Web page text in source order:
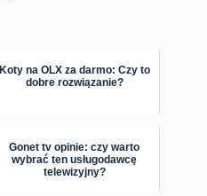
Koty na OLX za darmo: Czy to
dobre rozwiązanie?
Gonet tv opinie: czy warto
wybrać ten usługodawcę
telewizyjny?